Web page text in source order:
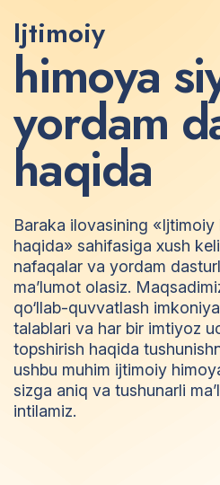
Ijtimoiy
himoya si
yordam d
haqida
Baraka ilovasining
haqida» sahifasiga xush
nafaqalar va yordam
ma’lumot olasiz.
qo‘llab-quvvatlash
talablari va har bir imtiyoz
topshirish haqida
ushbu muhim ijtimoiy
sizga aniq va tushunarli
intilamiz.